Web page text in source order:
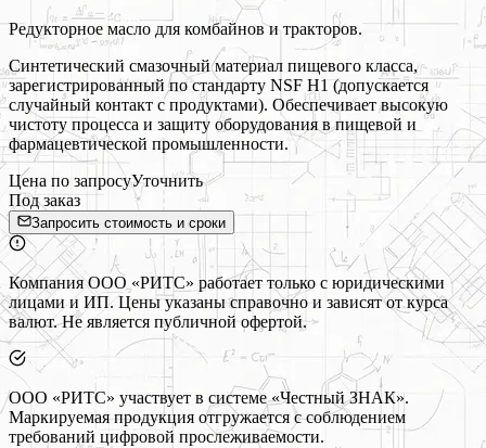
Редукторное масло для комбайнов и тракторов.
Синтетический смазочный материал пищевого класса,
зарегистрированный по стандарту NSF H1 (допускается
случайный контакт с продуктами). Обеспечивает высокую
чистоту процесса и защиту оборудования в пищевой и
фармацевтической промышленности.
Цена по запросуУточнить
Под заказ
Запросить стоимость и сроки
Компания ООО «РИТС» работает только с юридическими
лицами и ИП. Цены указаны справочно и зависят от курса
валют. Не является публичной офертой.
ООО «РИТС» участвует в системе «Честный ЗНАК».
Маркируемая продукция отгружается с соблюдением
требований цифровой прослеживаемости.